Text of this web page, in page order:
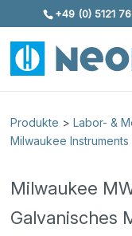
Skip To Content
+49 (0) 5121
Produkte >Labor- &
Milwaukee Instruments
Milwaukee
Galvanisches